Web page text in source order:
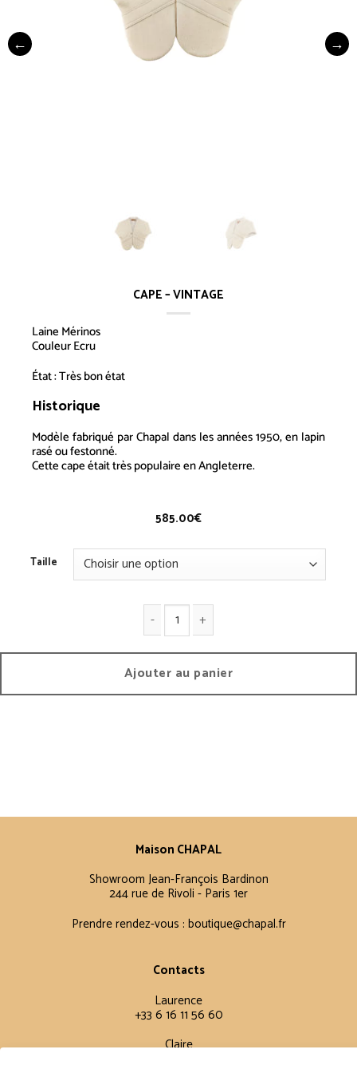
CAPE – VINTAGE
Laine Mérinos
Couleur Ecru
État : Très bon état
Historique
Modèle fabriqué par Chapal dans les années 1950, en lapin
rasé ou festonné.
Cettecapeétait très populaire en Angleterre.
585.00€
Taille
Ajouter au panier
Maison CHAPAL
Showroom Jean-François Bardinon
244 rue de Rivoli - Paris 1er
Prendre rendez-vous : boutique@chapal.fr
Contacts
Laurence
+33 6 16 11 56 60
Claire